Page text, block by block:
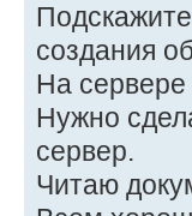
создания
На
Нужно
сервер.
Читаю